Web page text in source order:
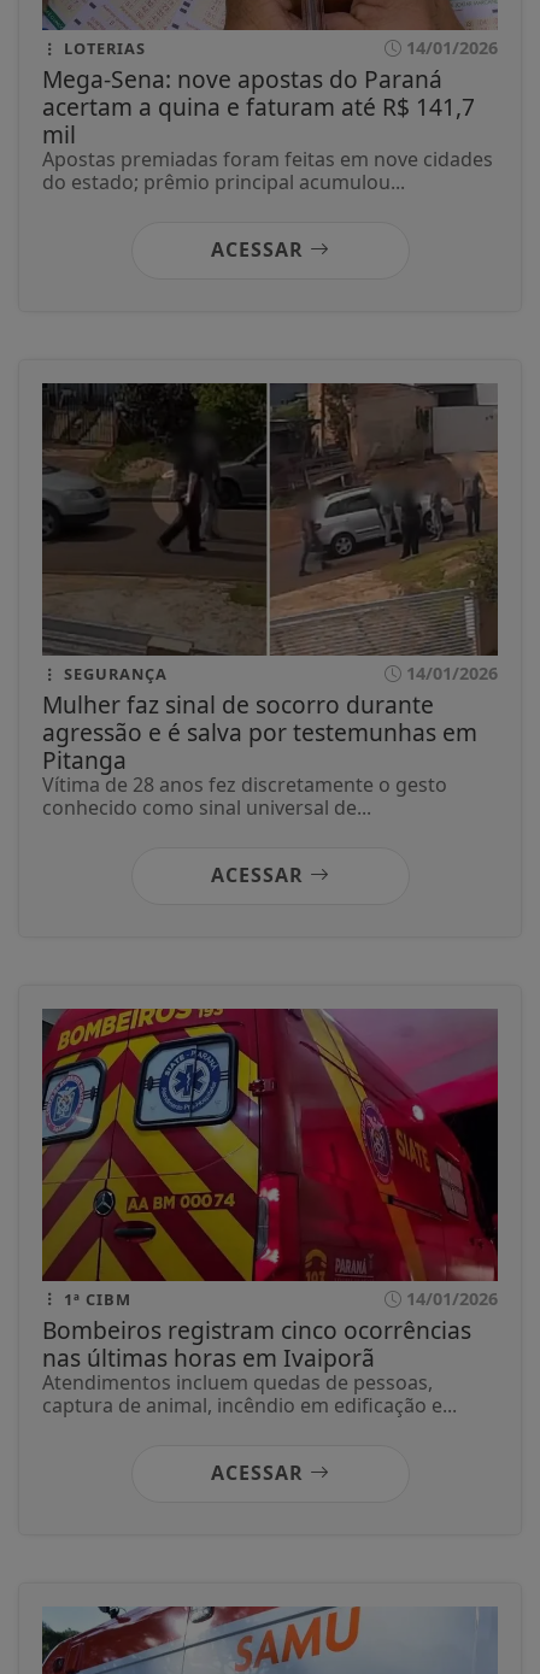
LOTERIAS 14/01/2026
Mega-Sena: nove apostas do Paraná
acertam a quina e faturam até R$ 141,7
mil
Apostas premiadas foram feitas em nove cidades
do estado; prêmio principal acumulou...
ACESSAR
SEGURANÇA 14/01/2026
Mulher faz sinal de socorro durante
agressão e é salva por testemunhas em
Pitanga
Vítima de 28 anos fez discretamente o gesto
conhecido como sinal universal de...
ACESSAR
1ª CIBM 14/01/2026
Bombeiros registram cinco ocorrências
nas últimas horas em Ivaiporã
Atendimentos incluem quedas de pessoas,
captura de animal, incêndio em edificação e...
ACESSAR